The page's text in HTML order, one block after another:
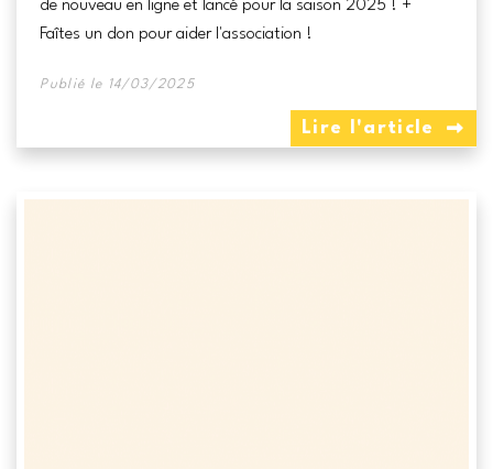
de nouveau en ligne et lancé pour la saison 2025 ! +
Faîtes un don pour aider l'association !
Publié le 14/03/2025
Lire l'article